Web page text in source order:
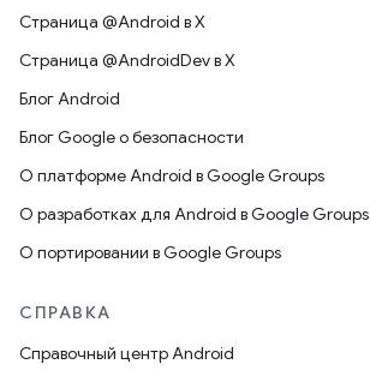
Страница @Android в X
Страница @AndroidDev в X
Блог Android
Блог Google о безопасности
О платформе Android в Google Groups
О разработках для Android в Google Groups
О портировании в Google Groups
СПРАВКА
Справочный центр Android